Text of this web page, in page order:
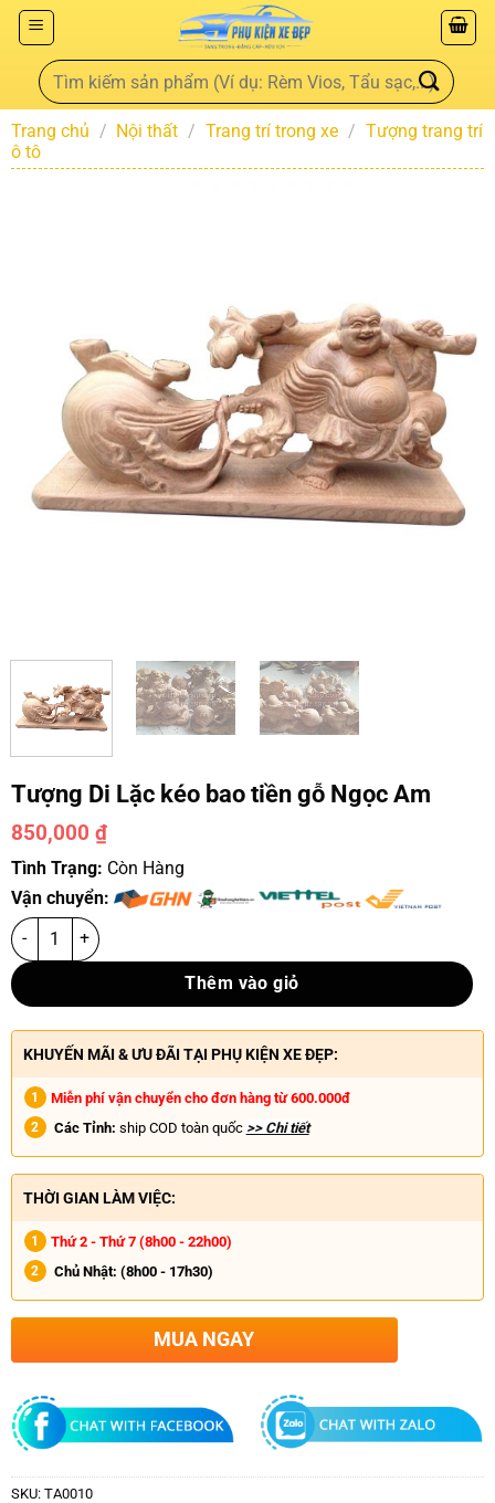
Trang chủ / Nội thất / Trang trí trong xe / Tượng trang trí
ô tô
Tượng Di Lặc kéo bao tiền gỗ Ngọc Am
850,000 ₫
Tình Trạng: Còn Hàng
Vận chuyển:
Thêm vào giỏ
KHUYẾN MÃI & ƯU ĐÃI TẠI PHỤ KIỆN XE ĐẸP:
Miễn phí vận chuyển cho đơn hàng từ 600.000đ
Các Tỉnh: ship COD toàn quốc >> Chi tiết
THỜI GIAN LÀM VIỆC:
Thứ 2 - Thứ 7 (8h00 - 22h00)
Chủ Nhật: (8h00 - 17h30)
MUA NGAY
SKU: TA0010